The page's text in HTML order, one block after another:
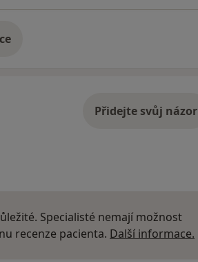
o adrese
Přidejte svůj názor
Specialisté nemají možnost
recenze pacienta. Další informace.